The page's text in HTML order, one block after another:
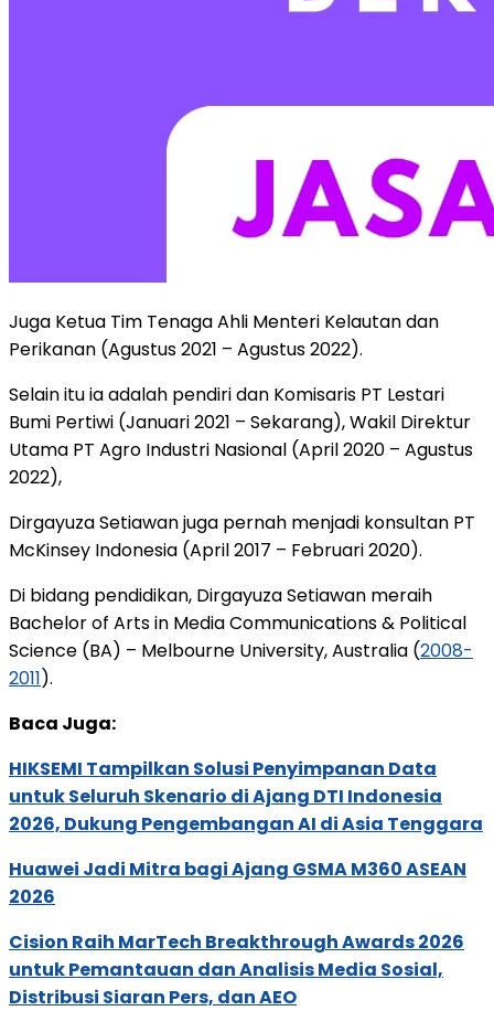
Juga Ketua Tim Tenaga Ahli Menteri Kelautan dan
Perikanan (Agustus 2021 – Agustus 2022).
Selain itu ia adalah pendiri dan Komisaris PT Lestari
Bumi Pertiwi (Januari 2021 – Sekarang), Wakil Direktur
Utama PT Agro Industri Nasional (April 2020 – Agustus
2022),
Dirgayuza Setiawan juga pernah menjadi konsultan PT
McKinsey Indonesia (April 2017 – Februari 2020).
Di bidang pendidikan, Dirgayuza Setiawan meraih
Bachelor of Arts in Media Communications & Political
Science (BA) – Melbourne University, Australia (2008-
2011).
Baca Juga:
HIKSEMI Tampilkan Solusi Penyimpanan Data
untuk Seluruh Skenario di Ajang DTI Indonesia
2026, Dukung Pengembangan AI di Asia Tenggara
Huawei Jadi Mitra bagi Ajang GSMA M360 ASEAN
2026
Cision Raih MarTech Breakthrough Awards 2026
untuk Pemantauan dan Analisis Media Sosial,
Distribusi Siaran Pers, dan AEO